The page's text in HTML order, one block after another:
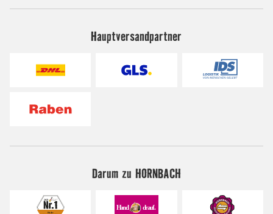
Hauptversandpartner
Darum zu HORNBACH